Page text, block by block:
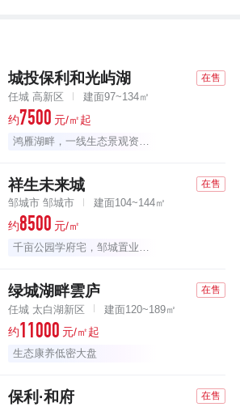
城投保利和光屿湖 在售
任城 高新区 建面97~134㎡
约7500 元/㎡起
鸿雁湖畔，一线生态景观资源大盘
祥生未来城 在售
邹城市 邹城市 建面104~144㎡
约8500 元/㎡
千亩公园学府宅，邹城置业首选
绿城湖畔雲庐 在售
任城 太白湖新区 建面120~189㎡
约11000 元/㎡起
生态康养低密大盘
保利·和府 在售